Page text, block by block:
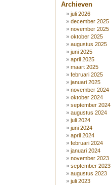
Archieven
juli 2026
december 2025
november 2025
oktober 2025
augustus 2025
juni 2025
april 2025
maart 2025
februari 2025
januari 2025
november 2024
oktober 2024
september 2024
augustus 2024
juli 2024
juni 2024
april 2024
februari 2024
januari 2024
november 2023
september 2023
augustus 2023
juli 2023